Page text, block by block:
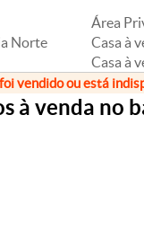
Norte
Área
Casa à
Casa à
vendido ou está
à venda no